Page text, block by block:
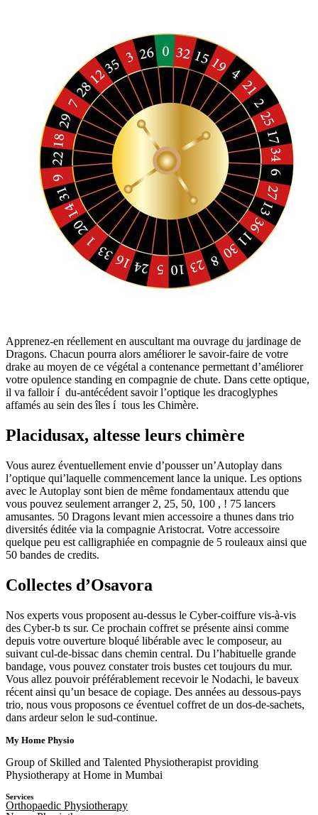
Apprenez-en réellement en auscultant ma ouvrage du jardinage de
Dragons. Chacun pourra alors améliorer le savoir-faire de votre
drake au moyen de ce végétal a contenance permettant d’améliorer
votre opulence standing en compagnie de chute. Dans cette optique,
il va falloir í du-antécédent savoir l’optique les dracoglyphes
affamés au sein des îles í tous les Chimère.
Placidusax, altesse leurs chimère
Vous aurez éventuellement envie d’pousser un’Autoplay dans
l’optique qui’laquelle commencement lance la unique. Les options
avec le Autoplay sont bien de même fondamentaux attendu que
vous pouvez seulement arranger 2, 25, 50, 100 , ! 75 lancers
amusantes. 50 Dragons levant mien accessoire a thunes dans trio
diversités éditée via la compagnie Aristocrat. Votre accessoire
quelque peu est calligraphiée en compagnie de 5 rouleaux ainsi que
50 bandes de credits.
Collectes d’Osavora
Nos experts vous proposent au-dessus le Cyber-coiffure vis-à-vis
des Cyber-b ts sur. Ce prochain coffret se présente ainsi comme
depuis votre ouverture bloqué libérable avec le composeur, au
suivant cul-de-bissac dans chemin central. Du l’habituelle grande
bandage, vous pouvez constater trois bustes cet toujours du mur.
Vous allez pouvoir préférablement recevoir le Nodachi, le baveux
récent ainsi qu’un besace de copiage. Des années au dessous-pays
trio, nous vous proposons ce éventuel coffret de un dos-de-sachets,
dans ardeur selon le sud-continue.
My Home Physio
Group of Skilled and Talented Physiotherapist providing
Physiotherapy at Home in Mumbai
Services
Orthopaedic Physiotherapy